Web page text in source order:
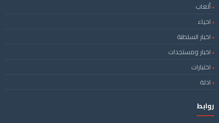
ألعاب
احياء
اخبار السلطنة
اخبار ومستجدات
اختبارات
ادلة
روابط